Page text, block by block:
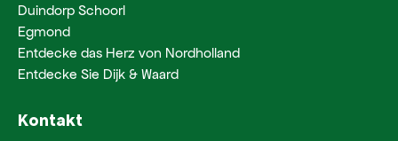
Duindorp Schoorl
Egmond
Entdecke das Herz von Nordholland
Entdecke Sie Dijk & Waard
Kontakt